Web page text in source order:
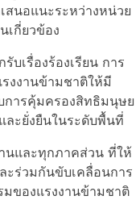
สนอแนะระหว่างหน่วย
เกี่ยวข้อง
บเรื่องร้องเรียน การ
งงานข้ามชาติให้มี
การคุ้มครองสิทธิมนุษย
ะยั่งยืนในระดับพื้นที่
และทุกภาคส่วน ที่ให้
ะร่วมกันขับเคลื่อนการ
ของแรงงานข้ามชาติ